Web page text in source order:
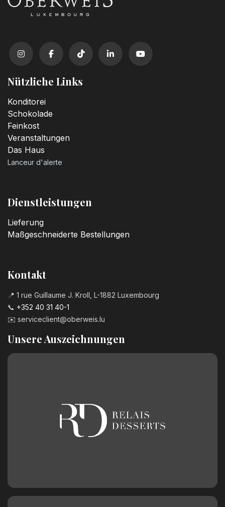
Nützliche Links
Konditorei
Schokolade
Feinkost
Veranstaltungen
Das Haus
Lanceur d'alerte
Dienstleistungen
Lieferung
Maßgeschneiderte Bestellungen
Kontakt
📍 1 rue Guillaume J. Kroll, L-1882 Luxembourg
📞 +352 40 31 40-1
✉️ serviceclient@oberweis.lu
Unsere Auszeichnungen